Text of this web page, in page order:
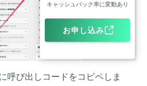
呼び出しコードをコピペしま
キャッシュバック率に変動あり
お申し込み